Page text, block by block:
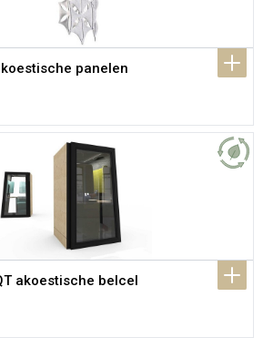
panelen
akoestische belcel